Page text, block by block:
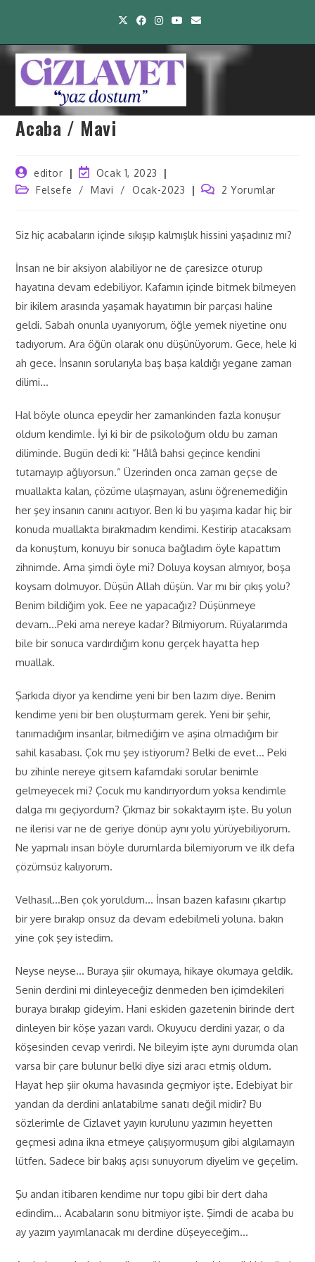
Acaba / Mavi
editor
Ocak 1, 2023
Felsefe
/ Mavi / Ocak-2023 2 Yorumlar
Siz hiç acabaların içinde sıkışıp kalmışlık hissini yaşadınız mı?
İnsan ne bir aksiyon alabiliyor ne de çaresizce oturup
hayatına devam edebiliyor. Kafamın içinde bitmek bilmeyen
bir ikilem arasında yaşamak hayatımın bir parçası haline
geldi. Sabah onunla uyanıyorum, öğle yemek niyetine onu
tadıyorum. Ara öğün olarak onu düşünüyorum. Gece, hele ki
ah gece. İnsanın sorularıyla baş başa kaldığı yegane zaman
dilimi…
Hal böyle olunca epeydir her zamankinden fazla konuşur
oldum kendimle. İyi ki bir de psikoloğum oldu bu zaman
diliminde. Bugün dedi ki: ”Hâlâ bahsi geçince kendini
tutamayıp ağlıyorsun.” Üzerinden onca zaman geçse de
muallakta kalan, çözüme ulaşmayan, aslını öğrenemediğin
her şey insanın canını acıtıyor. Ben ki bu yaşıma kadar hiç bir
konuda muallakta bırakmadım kendimi. Kestirip atacaksam
da konuştum, konuyu bir sonuca bağladım öyle kapattım
zihnimde. Ama şimdi öyle mi? Doluya koysan almıyor, boşa
koysam dolmuyor. Düşün Allah düşün. Var mı bir çıkış yolu?
Benim bildiğim yok. Eee ne yapacağız? Düşünmeye
devam…Peki ama nereye kadar? Bilmiyorum. Rüyalarımda
bile bir sonuca vardırdığım konu gerçek hayatta hep
muallak.
Şarkıda diyor ya kendime yeni bir ben lazım diye. Benim
kendime yeni bir ben oluşturmam gerek. Yeni bir şehir,
tanımadığım insanlar, bilmediğim ve aşina olmadığım bir
sahil kasabası. Çok mu şey istiyorum? Belki de evet… Peki
bu zihinle nereye gitsem kafamdaki sorular benimle
gelmeyecek mi? Çocuk mu kandırıyordum yoksa kendimle
dalga mı geçiyordum? Çıkmaz bir sokaktayım işte. Bu yolun
ne ilerisi var ne de geriye dönüp aynı yolu yürüyebiliyorum.
Ne yapmalı insan böyle durumlarda bilemiyorum ve ilk defa
çözümsüz kalıyorum.
Velhasıl…Ben çok yoruldum… İnsan bazen kafasını çıkartıp
bir yere bırakıp onsuz da devam edebilmeli yoluna. bakın
yine çok şey istedim.
Neyse neyse… Buraya şiir okumaya, hikaye okumaya geldik.
Senin derdini mi dinleyeceğiz denmeden ben içimdekileri
buraya bırakıp gideyim. Hani eskiden gazetenin birinde dert
dinleyen bir köşe yazarı vardı. Okuyucu derdini yazar, o da
köşesinden cevap verirdi. Ne bileyim işte aynı durumda olan
varsa bir çare bulunur belki diye sizi aracı etmiş oldum.
Hayat hep şiir okuma havasında geçmiyor işte. Edebiyat bir
yandan da derdini anlatabilme sanatı değil midir? Bu
sözlerimle de Cizlavet yayın kurulunu yazımın heyetten
geçmesi adına ikna etmeye çalışıyormuşum gibi algılamayın
lütfen. Sadece bir bakış açısı sunuyorum diyelim ve geçelim.
Şu andan itibaren kendime nur topu gibi bir dert daha
edindim… Acabaların sonu bitmiyor işte. Şimdi de acaba bu
ay yazım yayımlanacak mı derdine düşeyeceğim…